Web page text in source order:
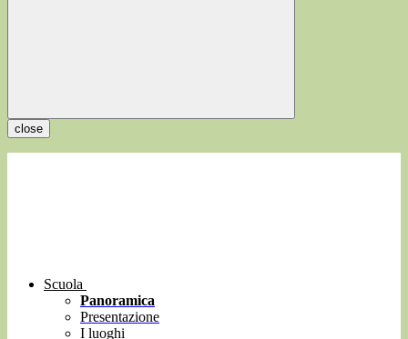
close
Scuola
Panoramica
Presentazione
I luoghi